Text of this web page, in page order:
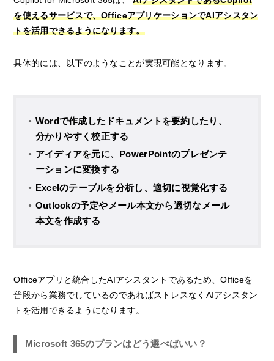
を使えるサービスで、OfficeアプリケーションでAIアシスタン
トを活用できるようになります。
具体的には、以下のようなことが実現可能となります。
Wordで作成したドキュメントを要約したり、
分かりやすく校正する
アイディアを元に、PowerPointのプレゼンテ
ーションに変換する
Excelのテーブルを分析し、適切に視覚化する
Outlookの予定やメール本文から適切なメール
本文を作成する
Officeアプリと統合したAIアシスタントであるため、Officeを
普段から業務でしているのであればストレスなくAIアシスタン
トを活用できるようになります。
Microsoft 365のプランはどう選べばいい？